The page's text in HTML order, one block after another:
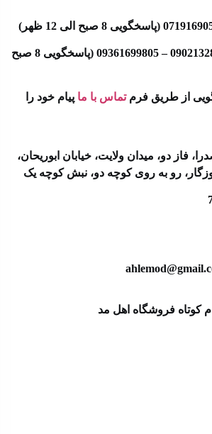
تلفن های تماس: 09021328836 – 09361699805 (پاسخگویی 8 صبح
از طریق فرمتماس با ما پیام خود را
فاز دو، میدان ولایت، خیابان ابوریحان،
رو به روی کوچه دو، نبش کوچه یک
کوتاه فروشگاه اهل مد